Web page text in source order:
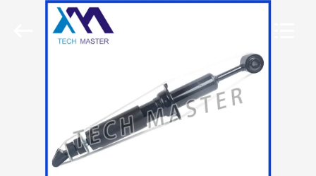
ΠΡΟΪΌΝΤΑ
ΒΊΝΤΕΟ